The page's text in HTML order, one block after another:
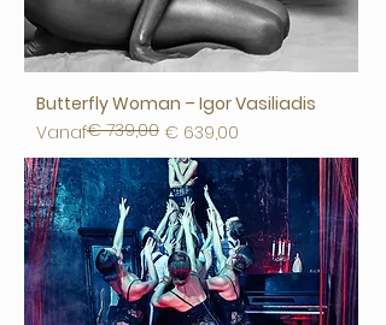
Butterfly Woman – Igor Vasiliadis
Vanaf
Normale prijs
€ 739,00 € 639,00
Verkoopprijs